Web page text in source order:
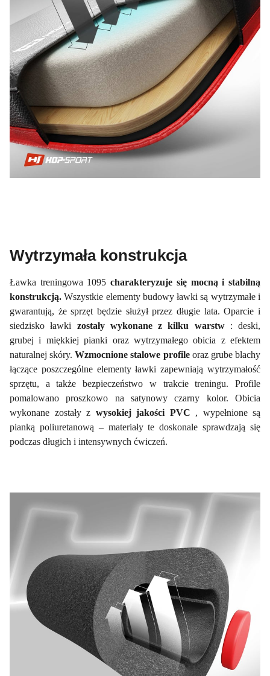
Wytrzymała konstrukcja
Ławka treningowa 1095charakteryzuje się mocną i stabilną
konstrukcją.Wszystkie elementy budowy ławki są wytrzymałe i
gwarantują, że sprzęt będzie służył przez długie lata. Oparcie i
siedzisko ławki zostały wykonane z kilku warstw : deski,
grubej i miękkiej pianki oraz wytrzymałego obicia z efektem
naturalnej skóry.Wzmocnione stalowe profile oraz grube blachy
łączące poszczególne elementy ławki zapewniają wytrzymałość
sprzętu, a także bezpieczeństwo w trakcie treningu. Profile
pomalowano proszkowo na satynowy czarny kolor. Obicia
wykonane zostały z wysokiej jakości PVC , wypełnione są
pianką poliuretanową – materiały te doskonale sprawdzają się
podczas długich i intensywnych ćwiczeń.